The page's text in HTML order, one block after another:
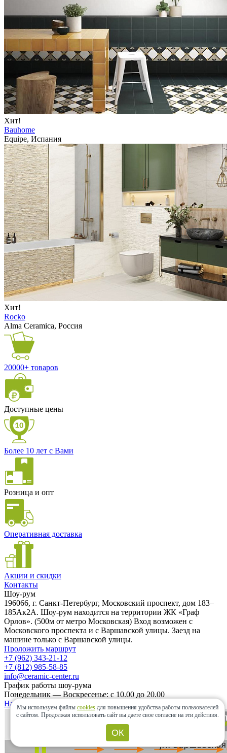
Хит!
Bauhome
Equipe, Испания
Хит!
Rocko
Alma Ceramica, Россия
20000+ товаров
Доступные цены
Более 10 лет с Вами
Розница и опт
Оперативная доставка
Акции и скидки
Контакты
Шоу-рум
196066, г. Санкт-Петербург, Московский проспект, дом 183–
185Ак2А. Шоу-рум находится на территории ЖК «Граф
Орлов». (500м от метро Московская) Вход возможен с
Московского проспекта и с Варшавской улицы. Заезд на
машине только с Варшавской улицы.
Проложить маршрут
+7 (962) 343-21-12
+7 (812) 985-58-85
info@ceramic-center.ru
График работы шоу-рума
Понедельник — Воскресенье: с 10.00 до 20.00
Найти шоу-рум быстро
Мы используем файлы cookies для повышения удобства работы пользователей
с сайтом. Продолжая использовать сайт вы даете свое согласие на эти действия.
ОК